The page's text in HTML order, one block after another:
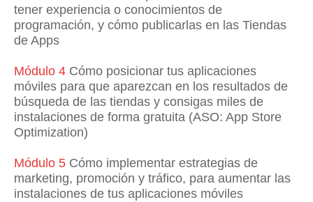
tener experiencia o conocimientos de
programación, y cómo publicarlas en las Tiendas
de Apps
Módulo 4 Cómo posicionar tus aplicaciones
móviles para que aparezcan en los resultados de
búsqueda de las tiendas y consigas miles de
instalaciones de forma gratuita (ASO: App Store
Optimization)
Módulo 5 Cómo implementar estrategias de
marketing, promoción y tráfico, para aumentar las
instalaciones de tus aplicaciones móviles